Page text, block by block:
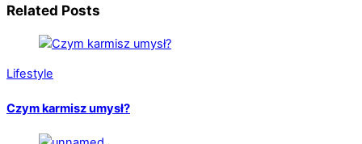
Related Posts
Lifestyle
Czym karmisz umysł?